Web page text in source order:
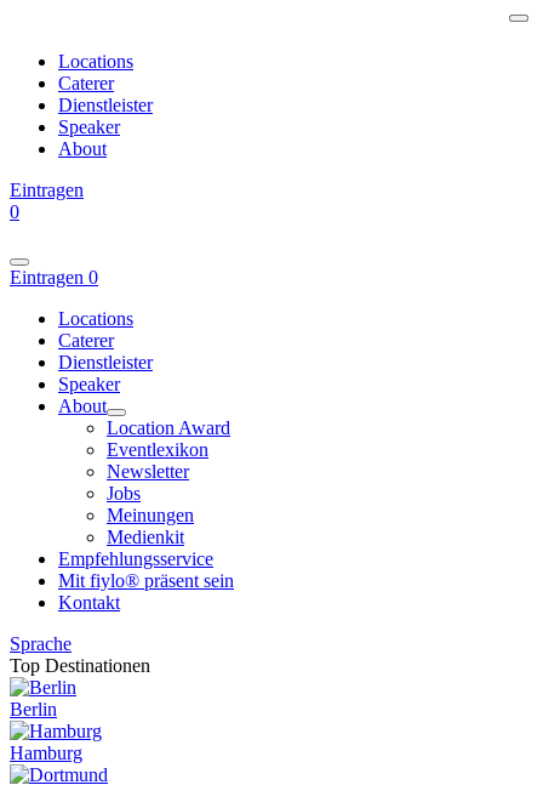
Locations
Caterer
Dienstleister
Speaker
About
Eintragen
0
Eintragen 0
Locations
Caterer
Dienstleister
Speaker
About
Location Award
Eventlexikon
Newsletter
Jobs
Meinungen
Medienkit
Empfehlungsservice
Mit fiylo® präsent sein
Kontakt
Sprache
Top Destinationen
Berlin
Hamburg